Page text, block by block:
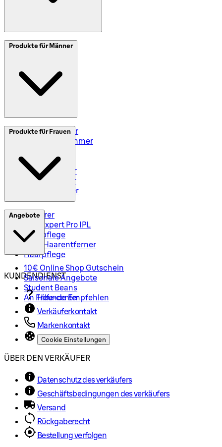
SplitIt
Produkte für Männer
Elektrorasierer
Styler und Trimmer
Rasiersets
Rasierzubehör
Body Groomer
Haarschneider
Produkte für Frauen
Epilierer
Silk-Expert Pro IPL
Hautpflege
Mini-Haarentferner
Haarpflege
Angebote
10€ Online Shop Gutschein
Saisonale Angebote
Student Beans
An Freunde Empfehlen
KUNDENDIENST
Hilfe-center
Verkäuferkontakt
Markenkontakt
Cookie Einstellungen
ÜBER DEN VERKÄUFER
Datenschutz des verkäufers
Geschäftsbedingungen des verkäufers
Versand
Rückgaberecht
Bestellung verfolgen